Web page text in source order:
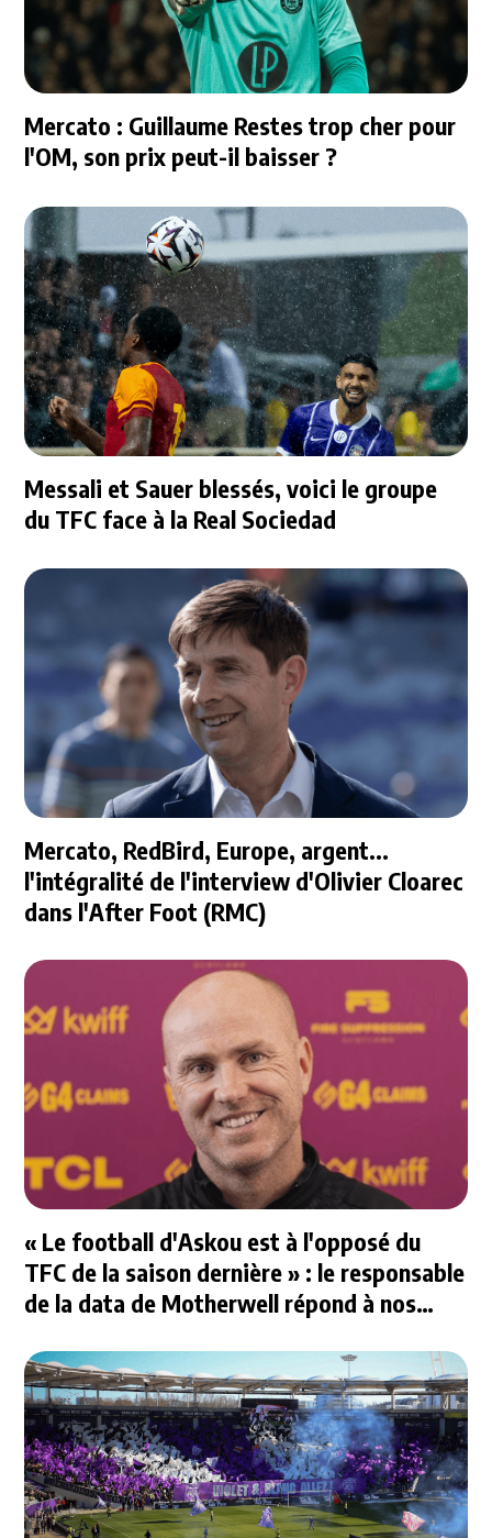
Mercato : Guillaume Restes trop cher pour
l'OM, son prix peut-il baisser ?
Messali et Sauer blessés, voici le groupe
du TFC face à la Real Sociedad
Mercato, RedBird, Europe, argent...
l'intégralité de l'interview d'Olivier Cloarec
dans l'After Foot (RMC)
« Le football d'Askou est à l'opposé du
TFC de la saison dernière » : le responsable
de la data de Motherwell répond à nos